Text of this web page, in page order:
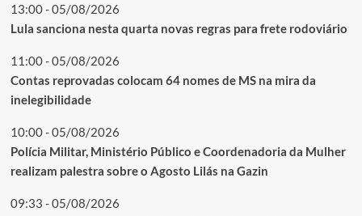
13:00 - 05/08/2026
Lula sanciona nesta quarta novas regras para frete rodoviário
11:00 - 05/08/2026
Contas reprovadas colocam 64 nomes de MS na mira da
inelegibilidade
10:00 - 05/08/2026
Polícia Militar, Ministério Público e Coordenadoria da Mulher
realizam palestra sobre o Agosto Lilás na Gazin
09:33 - 05/08/2026